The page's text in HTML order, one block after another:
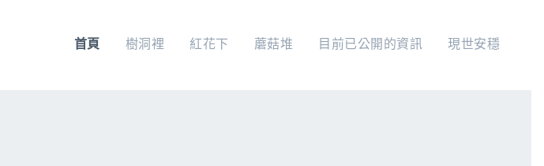
首頁 樹洞裡 紅花下 蘑菇堆 目前已公開的資訊 現世安穩